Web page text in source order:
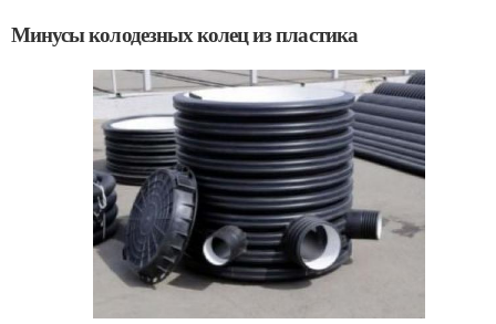
Минусы колодезных колец из пластика